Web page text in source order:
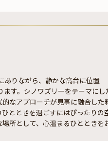
ありながら、静かな高台に位置
す。シノワズリーをテーマにし
なアプローチが見事に融合した
とときを過ごすにはぴったりの
所として、心温まるひとときを